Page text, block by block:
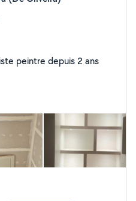
peintre depuis 2 ans